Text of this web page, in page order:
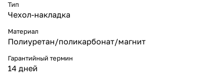
Тип
Чехол-накладка
Материал
Полиуретан/поликарбонат/магнит
Гарантийный термин
14 дней